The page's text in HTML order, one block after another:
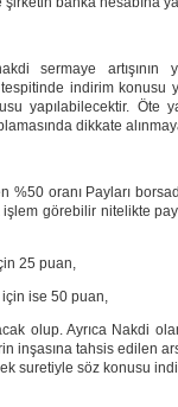
sermaye
indirim konusu
yapılabilecektir. Öte
dikkate
%50 oranı Payları
görebilir nitelikte
25 puan,
ise 50 puan,
olup. Ayrıca Nakdi
inşasına tahsis edilen
suretiyle söz konusu